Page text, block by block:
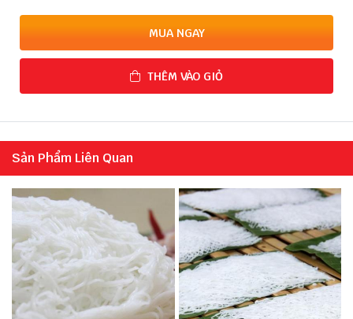
MUA NGAY
THÊM VÀO GIỎ
Sản Phẩm Liên Quan